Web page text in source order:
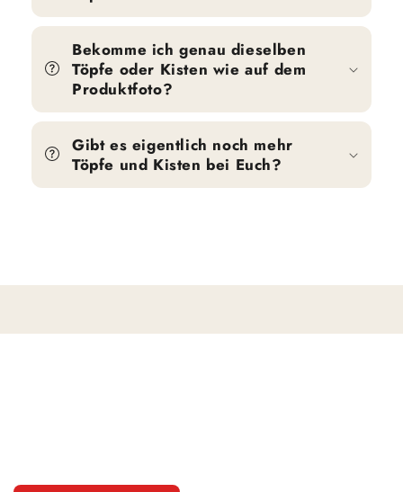
Bekomme ich genau dieselben
Töpfe oder Kisten wie auf dem
Produktfoto?
Gibt es eigentlich noch mehr
Töpfe und Kisten bei Euch?